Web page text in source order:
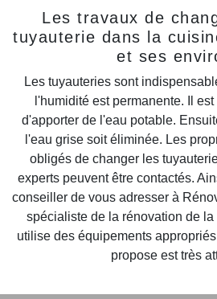
Les travaux de
tuyauterie dans la
et ses
Les tuyauteries sont
l'humidité est permanente. Il
d'apporter de l'eau potable.
l'eau grise soit éliminée. Les
obligés de changer les
experts peuvent être contactés.
conseiller de vous adresser à
spécialiste de la rénovation de la
utilise des équipements
propose est très